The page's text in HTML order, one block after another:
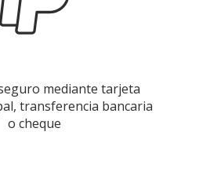
mediante tarjeta
transferencia bancaria
o cheque